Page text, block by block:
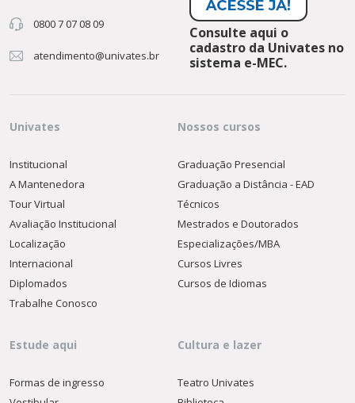
0800 7 07 08 09
atendimento@univates.br
Consulte aqui o
cadastro da Univates no
sistema e-MEC.
Univates
Institucional
A Mantenedora
Tour Virtual
Avaliação Institucional
Localização
Internacional
Diplomados
Trabalhe Conosco
Nossos cursos
Graduação Presencial
Graduação a Distância - EAD
Técnicos
Mestrados e Doutorados
Especializações/MBA
Cursos Livres
Cursos de Idiomas
Estude aqui
Formas de ingresso
Cultura e lazer
Teatro Univates